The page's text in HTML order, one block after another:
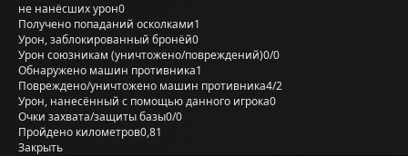
не нанёсших урон0
Получено попаданий осколками1
Урон, заблокированный бронёй0
Урон союзникам (уничтожено/повреждений)0/0
Обнаружено машин противника1
Повреждено/уничтожено машин противника4/2
Урон, нанесённый с помощью данного игрока0
Очки захвата/защиты базы0/0
Пройдено километров0,81
Закрыть